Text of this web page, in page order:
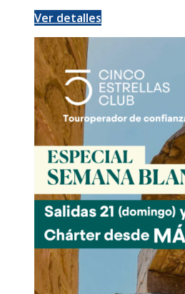
Ver detalles